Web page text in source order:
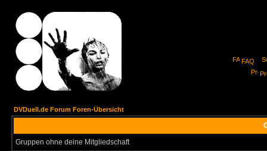
FAQ
DVDuell.de Forum Foren-Übersicht
Gruppen ohne deine Mitgliedschaft